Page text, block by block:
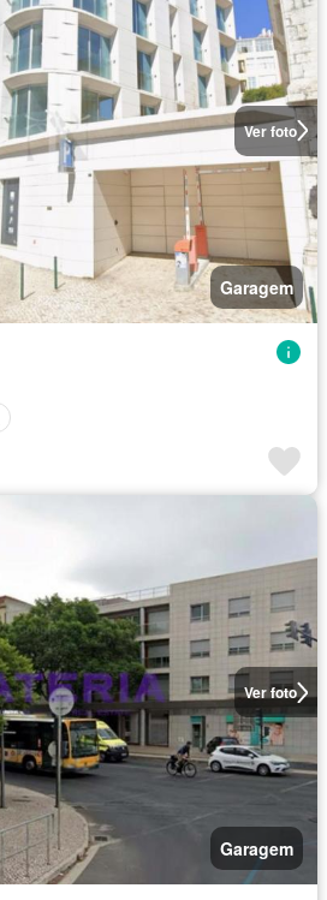
Ver foto
Garagem
Ver foto
Garagem